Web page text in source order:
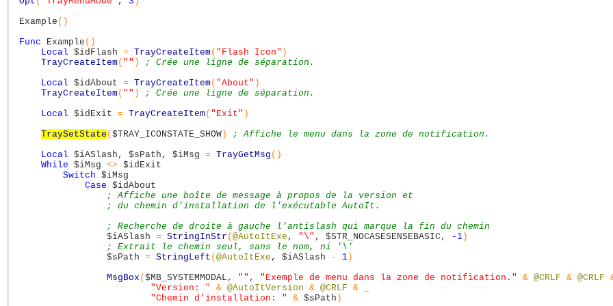
Example ( )
Func
Example ( )
Local $idFlash = TrayCreateItem( "Flash Icon" )
TrayCreateItem( "" )
; Crée une ligne de séparation.
Local $idAbout = TrayCreateItem( "About" )
TrayCreateItem( "" )
; Crée une ligne de séparation.
Local $idExit = TrayCreateItem( "Exit" )
TraySetState ( $TRAY_ICONSTATE_SHOW )
; Affiche le menu dans la zone de notification.
Local $iASlash , $sPath , $iMsg = TrayGetMsg ( )
While $iMsg <> $idExit
Switch $iMsg
Case $idAbout
; Affiche une boîte de message à propos de la version et
; du chemin d'installation de l'exécutable AutoIt.
; Recherche de droite à gauche l'antislash qui marque la fin du chemin
$iASlash = StringInStr ( @AutoItExe , "\" , $STR_NOCASESENSEBASIC , -1 )
; Extrait le chemin seul, sans le nom, ni '\'
$sPath = StringLeft ( @AutoItExe , $iASlash - 1 )
MsgBox ( $MB_SYSTEMMODAL , "" , "Exemple de menu dans la zone de notification." & @CRLF & @CRLF
"Version: "
& @AutoItVersion & @CRLF & _
"Chemin d'installation: "
& $sPath )